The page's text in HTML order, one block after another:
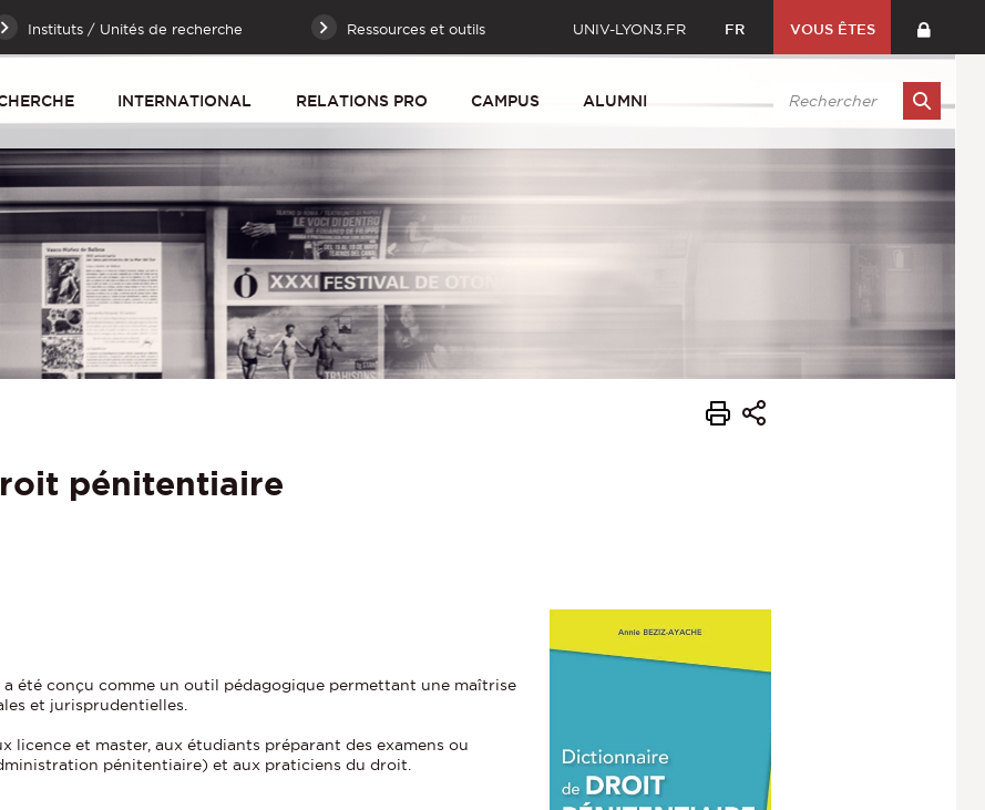
Instituts / Unités de recherche Ressources et outils UNIV-LYON3.FR FR VOUS ÊTES
INTERNATIONAL RELATIONS PRO CAMPUS ALUMNI
pénitentiaire
été conçu comme un outil pédagogique permettant une maîtrise
et jurisprudentielles.
licence et master, aux étudiants préparant des examens ou
pénitentiaire) et aux praticiens du droit.